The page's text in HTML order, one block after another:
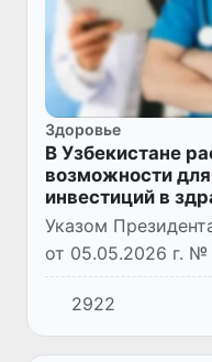
Здоровье
В Узбекистане
возможности
инвестиций в
Указом
от 05.05.2026 г.
по
сектора в сфере
2922